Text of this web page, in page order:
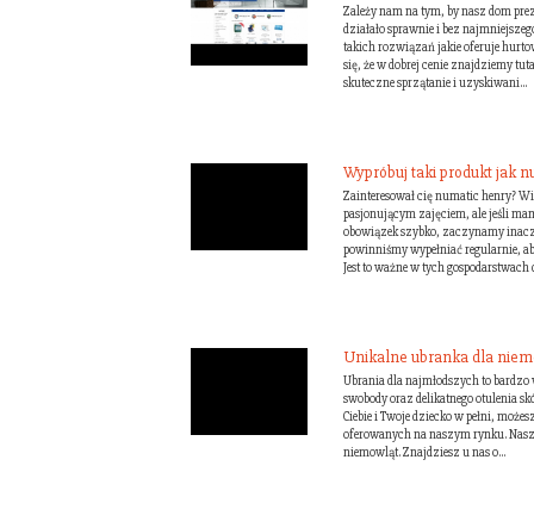
Zależy nam na tym, by nasz dom
działało sprawnie i bez
takich rozwiązań jakie oferuje
się, że w dobrej cenie znajdziemy
skuteczne sprzątanie i uzyskiwani...
Wypróbuj taki produkt jak
Zainteresował cię numatic henry?
pasjonującym zajęciem, ale jeśli
obowiązek szybko, zaczynamy
powinniśmy wypełniać regularnie,
Jest to ważne w tych gospodarstwach
Unikalne ubranka dla
Ubrania dla najmłodszych to
swobody oraz delikatnego otulenia
Ciebie i Twoje dziecko w pełni,
oferowanych na naszym rynku.
niemowląt. Znajdziesz u nas o...